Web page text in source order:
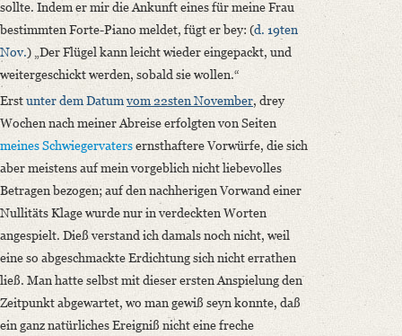
sollte. Indem er mir die Ankunft eines für meine Frau
bestimmten Forte-Piano meldet, fügt er bey: (d. 19ten
Nov.) „Der Flügel kann leicht wieder eingepackt, und
weitergeschickt werden, sobald sie wollen.“
Erstunter dem Datumvom 22sten November, drey
Wochen nach meiner Abreise erfolgten von Seiten
meines Schwiegervatersernsthaftere Vorwürfe, die sich
aber meistens auf mein vorgeblich nicht liebevolles
Betragen bezogen; auf den nachherigen Vorwand einer
Nullitäts Klage wurde nur in verdeckten Worten
angespielt. Dieß verstand ich damals noch nicht, weil
eine so abgeschmackte Erdichtung sich nicht errathen
ließ. Man hatte selbst mit dieser ersten Anspielung den
Zeitpunkt abgewartet, wo man gewiß seyn konnte, daß
ein ganz natürliches Ereigniß nicht eine freche